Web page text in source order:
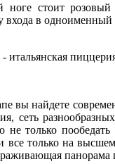
ноге стоит
входа в
итальянская
вы найдете
сеть
не только
все только на